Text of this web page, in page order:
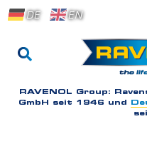
DE EN
RAVENOL Group:
GmbH seit 1946 und